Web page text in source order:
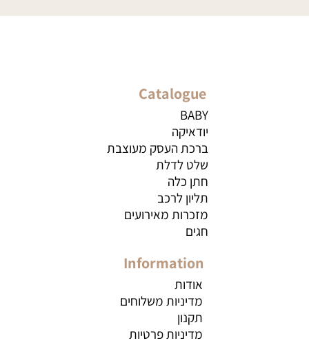
Catalogue
BABY
יודאיקה
ברכת העסק מעוצבת
שלט לדלת
חתן כלה
תליון לרכב
מזכרות מאירועים
חגים
Information
אודות
מדיניות משלוחים
תקנון
מדיניות פרטיות